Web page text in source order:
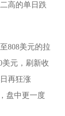
高的单日跌
808美元的拉
美元，刷新收
再狂涨
盘中更一度